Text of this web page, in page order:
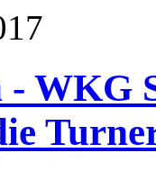
- WKG